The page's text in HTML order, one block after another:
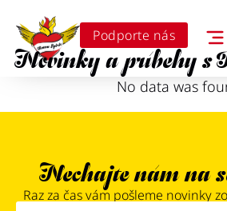
Podporte nás
Novinky a príbehy s
No data was
Nechajte nám na
Raz za čas vám pošleme novinky